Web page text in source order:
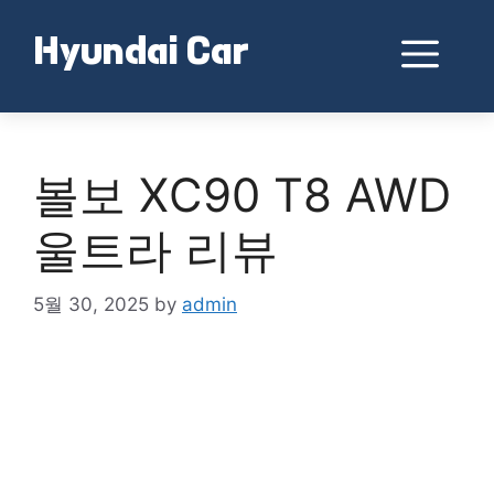
contentHyundai Car
볼보 XC90 T8 AWD
울트라 리뷰
5월 30, 2025 by admin